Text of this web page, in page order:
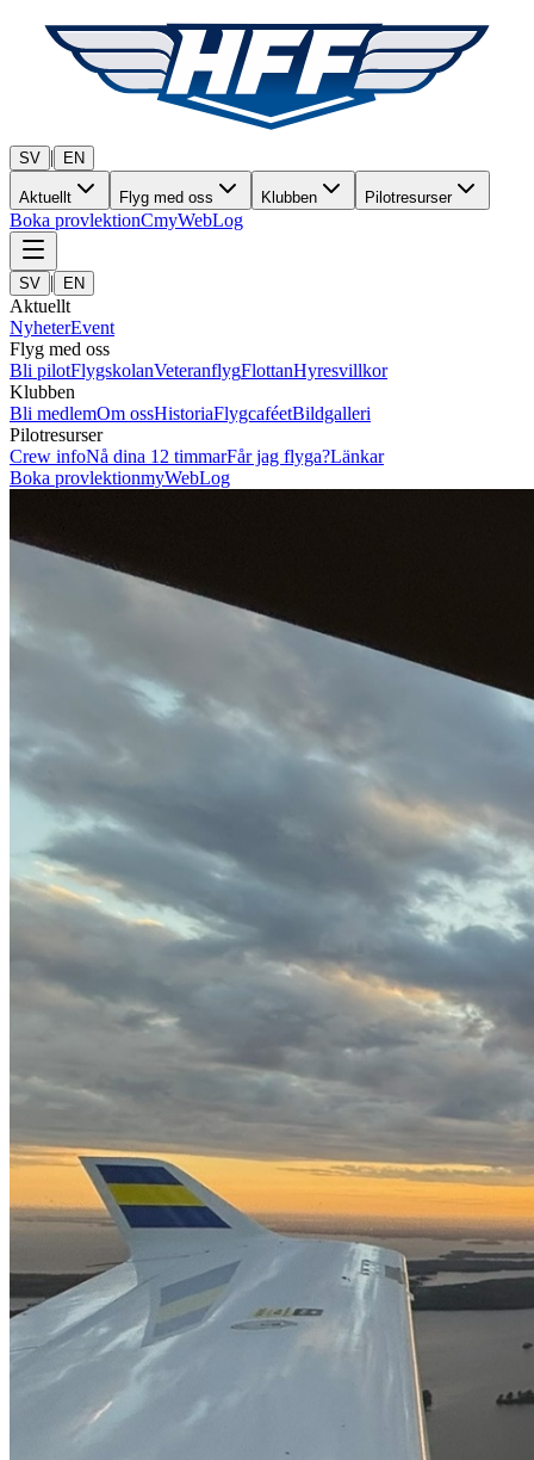
SV | EN
Aktuellt Flyg med oss Klubben Pilotresurser
Boka provlektionCmyWebLog
SV | EN
Aktuellt
NyheterEvent
Flyg med oss
Bli pilotFlygskolanVeteranflygFlottanHyresvillkor
Klubben
Bli medlemOm ossHistoriaFlygcaféetBildgalleri
Pilotresurser
Crew infoNå dina 12 timmarFår jag flyga?Länkar
Boka provlektionmyWebLog